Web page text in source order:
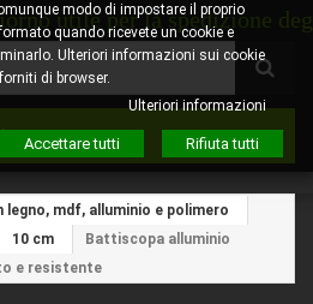
per la spedizione degli
legno, mdf, alluminio e polimero
10 cm
Battiscopa alluminio
e resistente
modo di impostare il proprio
quando ricevete un cookie e
Ulteriori informazioni sui cookie
di browser.
Ulteriori informazioni
Accettare tutti Rifiuta tutti